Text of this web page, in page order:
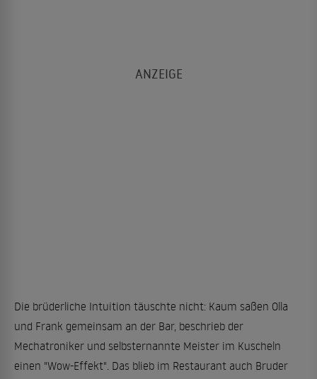
Die brüderliche Intuition täuschte nicht: Kaum saßen Olla
und Frank gemeinsam an der Bar, beschrieb der
Mechatroniker und selbsternannte Meister im Kuscheln
einen "Wow-Effekt". Das blieb im Restaurant auch Bruder